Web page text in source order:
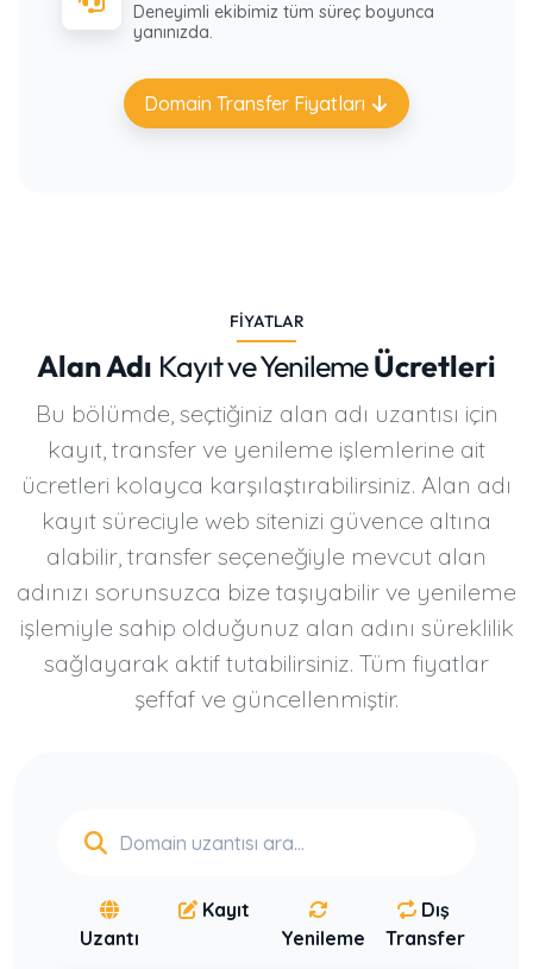
Deneyimli ekibimiz tüm süreç boyunca
yanınızda.
Domain Transfer Fiyatları
FIYATLAR
Alan Adı Kayıt ve YenilemeÜcretleri
Bu bölümde, seçtiğiniz alan adı uzantısı için
kayıt, transfer ve yenileme işlemlerine ait
ücretleri kolayca karşılaştırabilirsiniz. Alan adı
kayıt süreciyle web sitenizi güvence altına
alabilir, transfer seçeneğiyle mevcut alan
adınızı sorunsuzca bize taşıyabilir ve yenileme
işlemiyle sahip olduğunuz alan adını süreklilik
sağlayarak aktif tutabilirsiniz. Tüm fiyatlar
şeffaf ve güncellenmiştir.
Uzantı
Kayıt
Yenileme
Dış
Transfer